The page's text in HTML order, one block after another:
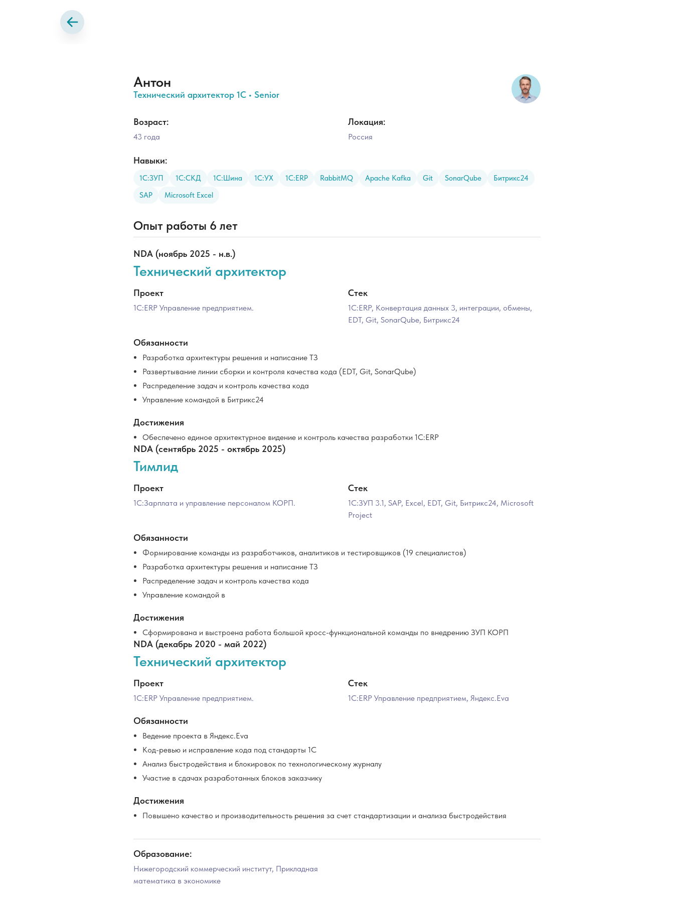
Антон
Технический архитектор 1С • Senior
Возраст:
43 года
Локация:
Россия
Навыки:
1С:ЗУП 1С:СКД 1С:Шина 1С:УХ 1С:ERP RabbitMQ Apache Kafka Git SonarQube
Битрикс24
SAP
Microsoft Excel
Опыт работы 6 лет
NDA (ноябрь 2025 - н.в.)
Технический архитектор
Проект
1С:ERP Управление предприятием.
Стек
1С:ERP, Конвертация данных 3, интеграции, обмены,
EDT, Git, SonarQube, Битрикс24
Обязанности
Разработка архитектуры решения и написание ТЗ
Развертывание линии сборки и контроля качества кода (EDT, Git, SonarQube)
Распределение задач и контроль качества кода
Управление командой в Битрикс24
Достижения
Обеспечено единое архитектурное видение и контроль качества разработки 1С:ERP
NDA (сентябрь 2025 - октябрь 2025)
Тимлид
Проект
1С:Зарплата и управление персоналом КОРП.
Стек
1С:ЗУП 3.1, SAP, Excel, EDT, Git, Битрикс24, Microsoft
Project
Обязанности
Формирование команды из разработчиков, аналитиков и тестировщиков (19 специалистов)
Разработка архитектуры решения и написание ТЗ
Распределение задач и контроль качества кода
Управление командой в
Достижения
Сформирована и выстроена работа большой кросс-функциональной команды по внедрению ЗУП КОРП
NDA (декабрь 2020 - май 2022)
Технический архитектор
Проект
1С:ERP Управление предприятием.
Стек
1С:ERP Управление предприятием, Яндекс.Eva
Обязанности
Ведение проекта в Яндекс.Eva
Код-ревью и исправление кода под стандарты 1С
Анализ быстродействия и блокировок по технологическому журналу
Участие в сдачах разработанных блоков заказчику
Достижения
Повышено качество и производительность решения за счет стандартизации и анализа быстродействия
Образование:
Нижегородский коммерческий институт, Прикладная
математика в экономике